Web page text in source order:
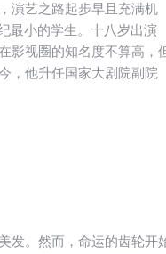
演艺之路起步早且充满机
最小的学生。十八岁出演
影视圈的知名度不算高，
，他升任国家大剧院副院
发。然而，命运的齿轮开